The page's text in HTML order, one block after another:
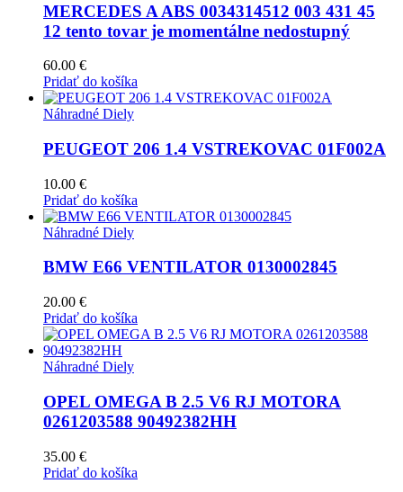
MERCEDES A ABS 0034314512 003 431 45
12 tento tovar je momentálne nedostupný
60.00 €
Pridať do košíka
Náhradné Diely
PEUGEOT 206 1.4 VSTREKOVAC 01F002A
10.00 €
Pridať do košíka
Náhradné Diely
BMW E66 VENTILATOR 0130002845
20.00 €
Pridať do košíka
Náhradné Diely
OPEL OMEGA B 2.5 V6 RJ MOTORA
0261203588 90492382HH
35.00 €
Pridať do košíka